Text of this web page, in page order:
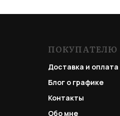
ПОКУПАТЕЛЮ
Доставка и оплата
Блог о графике
Контакты
Обо мне